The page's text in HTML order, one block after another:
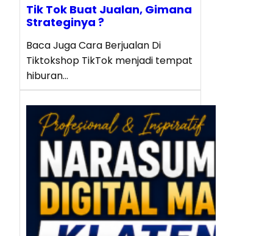
Tik Tok Buat Jualan, Gimana
Strateginya ?
Baca Juga Cara Berjualan Di
Tiktokshop TikTok menjadi tempat
hiburan…